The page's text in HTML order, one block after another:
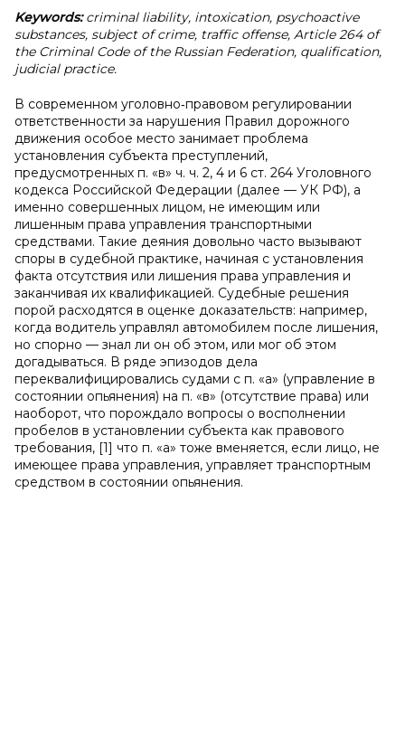
Keywords:criminal liability, intoxication, psychoactive
substances, subject of crime, traffic offense, Article 264 of
the Criminal Code of the Russian Federation, qualification,
judicial practice.
В современном уголовно‑правовом регулировании
ответственности за нарушения Правил дорожного
движения особое место занимает проблема
установления субъекта преступлений,
предусмотренных п. «в» ч. ч. 2, 4 и 6 ст. 264 Уголовного
кодекса Российской Федерации (далее — УК РФ), а
именно совершенных лицом, не имеющим или
лишенным права управления транспортными
средствами. Такие деяния довольно часто вызывают
споры в судебной практике, начиная с установления
факта отсутствия или лишения права управления и
заканчивая их квалификацией. Судебные решения
порой расходятся в оценке доказательств: например,
когда водитель управлял автомобилем после лишения,
но спорно — знал ли он об этом, или мог об этом
догадываться. В ряде эпизодов дела
переквалифицировались судами с п. «а» (управление в
состоянии опьянения) на п. «в» (отсутствие права) или
наоборот, что порождало вопросы о восполнении
пробелов в установлении субъекта как правового
требования, [1] что п. «а» тоже вменяется, если лицо, не
имеющее права управления, управляет транспортным
средством в состоянии опьянения.